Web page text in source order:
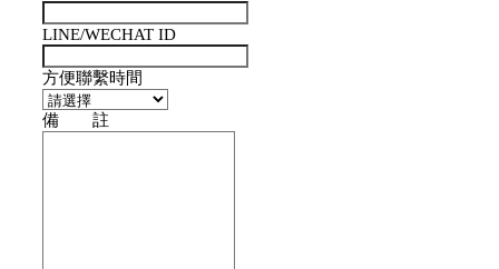
LINE/WECHAT ID
方便聯繫時間
備 註